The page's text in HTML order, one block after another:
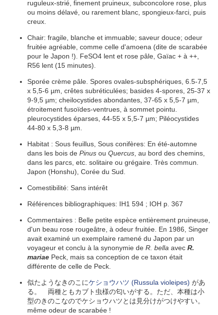
ruguleux-strié, finement pruineux , subconcolore rose, plus
ou moins délavé, ou rarement blanc, spongieux-farci, puis
creux
Chair: fragile , blanche et immuable; saveur douce; odeur
fruitée agréable, comme celle d'amoena (dite de scarabée
pour le Japon !). FeSO4 lent et rose pâle, Gaïac + à ++,
R56 lent (15 minutes).
Sporée crème pâle. Spores ovales-subsphériques, 6.5-7,5
x 5,5-6 µm, crêtes subréticulées; basides 4-spores, 25-37 x
9-9,5 µm; cheilocystides abondantes, 37-65 x 5,5-7 µm,
étroitement fusoïdes-ventrues, à sommet pointu.
pleurocystides éparses, 44-55 x 5,5-7 µm; Piléocystides
44-80 x 5,3-8 µm.
Habitat : Sous feuillus, Sous conifères: En été-automne
dans les bois de Pinus ou Quercus , au bord des chemins,
dans les parcs, etc. solitaire ou grégaire . Très commun.
Japon (Honshu), Corée du Sud.
Comestibilité: Sans intérêt
Références bibliographiques: IH1 594 ; IOH p. 367
Commentaires : Belle petite espèce entièrement pruineuse
d'un beau rose rougeâtre, à odeur fruitée. En 1986, Singer
avait examiné un exemplaire ramené du Japon par un
voyageur et conclu à la synonymie de R. bella avec R.
mariae Peck, mais sa conception de ce taxon était
différente de celle de Peck.
似たようなきのこにケショウハツ (Russula violeipes) があ
る。 両種ともカブト虫様の匂いがする。ただ、本種は小
型のきのこなのでケショウハツとは見分けがつけやすい。
même odeur de scarabée !